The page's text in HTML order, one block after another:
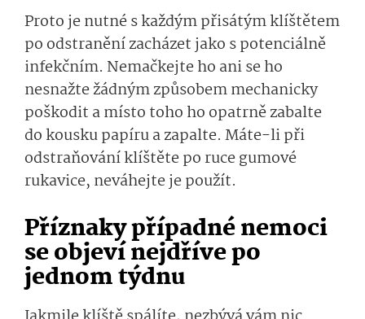
Proto je nutné s každým přisátým klíštětem
po odstranění zacházet jako s potenciálně
infekčním. Nemačkejte ho ani se ho
nesnažte žádným způsobem mechanicky
poškodit a místo toho ho opatrně zabalte
do kousku papíru a zapalte. Máte-li při
odstraňování klíštěte po ruce gumové
rukavice, neváhejte je použít.
Příznaky případné nemoci
se objeví nejdříve po
jednom týdnu